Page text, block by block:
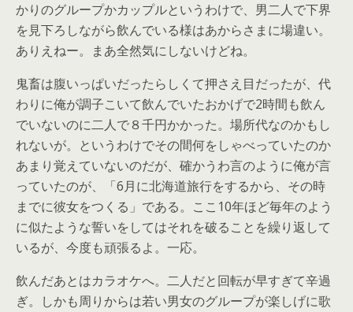
かりのグループかカップルというわけで、男二人で下界
を見下ろしながら飲んでいる様はあからさまに場違い。
ありえねー。まあ全然気にしないけどね。
鬼畜は腹いっぱいだったらしくて押さえ目だったが、代
わりに俺が調子こいて飲んでいたおかげで2時間も飲ん
でいないのに二人で８千円かかった。場所代なのかもし
れないが。というわけでその間何をしゃべっていたのか
あまり覚えていないのだが、確かうわ言のように俺が言
っていたのが、「6月に北海道旅行をするから、その時
までに彼女をつくる」である。ここ10年ほど毎年のよう
に似たような誓いをしてはそれを破ることを繰り返して
いるが、今度も頑張るよ。一応。
飲んだあとはカラオケへ。二人だと回転が早すぎて辛過
ぎ。しかも周りからは若い男女のグループが楽しげに歌